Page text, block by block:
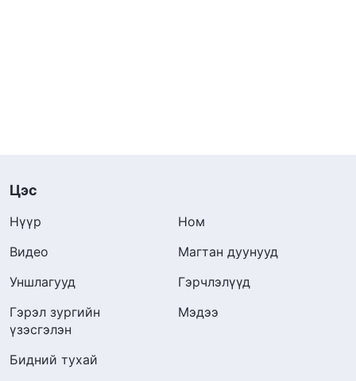
Цэс
Нүүр
Ном
Видео
Магтан дуунууд
Уншлагууд
Гэрчлэлүүд
Гэрэл зургийн
үзэсгэлэн
Мэдээ
Бидний тухай